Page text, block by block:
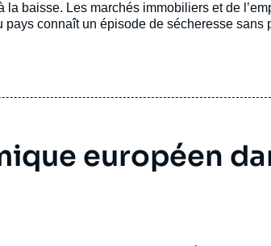
baisse. Les marchés immobiliers et de
connaît un épisode de sécheresse sans
européen